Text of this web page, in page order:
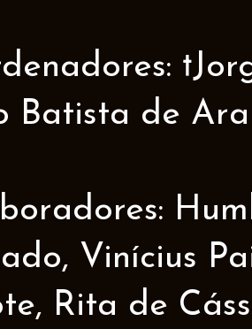
Batista de
Vinícius
Rita de